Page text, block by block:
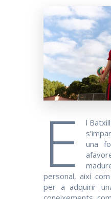
E
l
una
personal, així
per a adquirir